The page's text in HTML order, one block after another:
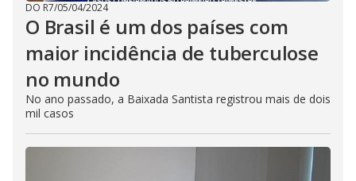
DO R7/05/04/2024
O Brasil é um dos países com
maior incidência de tuberculose
no mundo
No ano passado, a Baixada Santista registrou mais de dois
mil casos